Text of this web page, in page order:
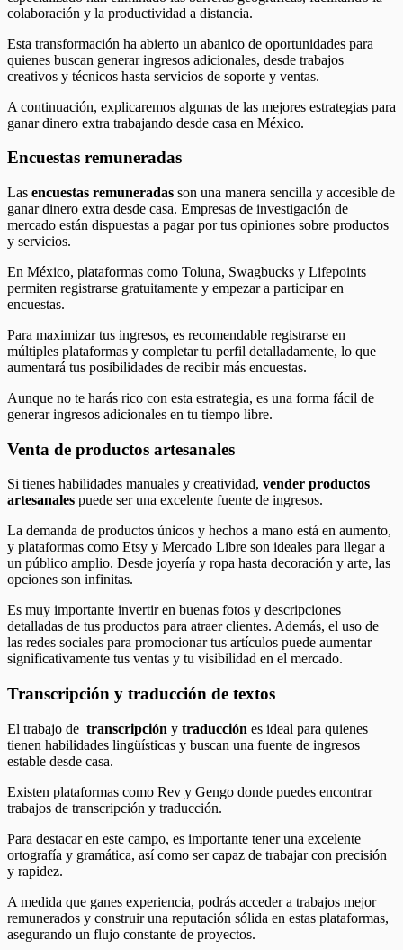
colaboración y la productividad a distancia.
Esta transformación ha abierto un abanico de oportunidades para
quienes buscan generar ingresos adicionales, desde trabajos
creativos y técnicos hasta servicios de soporte y ventas.
A continuación, explicaremos algunas de las mejores estrategias para
ganar dinero extra trabajando desde casa en México.
Encuestas remuneradas
Las encuestas remuneradas son una manera sencilla y accesible de
ganar dinero extra desde casa. Empresas de investigación de
mercado están dispuestas a pagar por tus opiniones sobre productos
y servicios.
En México, plataformas como Toluna, Swagbucks y Lifepoints
permiten registrarse gratuitamente y empezar a participar en
encuestas.
Para maximizar tus ingresos, es recomendable registrarse en
múltiples plataformas y completar tu perfil detalladamente, lo que
aumentará tus posibilidades de recibir más encuestas.
Aunque no te harás rico con esta estrategia, es una forma fácil de
generar ingresos adicionales en tu tiempo libre.
Venta de productos artesanales
Si tienes habilidades manuales y creatividad, vender productos
artesanales puede ser una excelente fuente de ingresos.
La demanda de productos únicos y hechos a mano está en aumento,
y plataformas como Etsy y Mercado Libre son ideales para llegar a
un público amplio. Desde joyería y ropa hasta decoración y arte, las
opciones son infinitas.
Es muy importante invertir en buenas fotos y descripciones
detalladas de tus productos para atraer clientes. Además, el uso de
las redes sociales para promocionar tus artículos puede aumentar
significativamente tus ventas y tu visibilidad en el mercado.
Transcripción y traducción de textos
El trabajo de transcripción y traducción es ideal para quienes
tienen habilidades lingüísticas y buscan una fuente de ingresos
estable desde casa.
Existen plataformas como Rev y Gengo donde puedes encontrar
trabajos de transcripción y traducción.
Para destacar en este campo, es importante tener una excelente
ortografía y gramática, así como ser capaz de trabajar con precisión
y rapidez.
A medida que ganes experiencia, podrás acceder a trabajos mejor
remunerados y construir una reputación sólida en estas plataformas,
asegurando un flujo constante de proyectos.